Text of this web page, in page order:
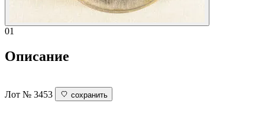
01
Описание
Лот № 3453 сохранить